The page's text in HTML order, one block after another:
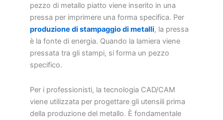
pezzo di metallo piatto viene inserito in una
pressa per imprimere una forma specifica. Per
produzione di stampaggio di metalli, la pressa
è la fonte di energia. Quando la lamiera viene
pressata tra gli stampi, si forma un pezzo
specifico.
Per i professionisti, la tecnologia CAD/CAM
viene utilizzata per progettare gli utensili prima
della produzione del metallo. È fondamentale